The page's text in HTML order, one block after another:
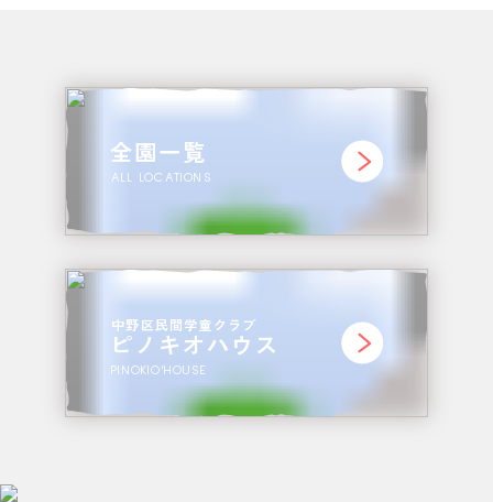
全園一覧
ALL LOCATIONS
中野区民間学童クラブ
ピノキオハウス
PINOKIO'HOUSE